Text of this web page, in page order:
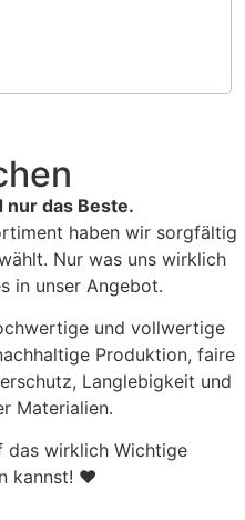
nur das Beste.
haben wir sorgfältig
Nur was uns wirklich
in unser Angebot.
und vollwertige
Produktion, faire
Langlebigkeit und
Materialien.
das wirklich Wichtige
kannst! ♥